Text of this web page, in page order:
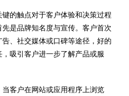
的触点对于客户体验和决策过程
是品牌知名度与宣传。客户首次
、社交媒体或口碑等途径，好的
吸引客户进一步了解产品或服
客户在网站或应用程序上浏览